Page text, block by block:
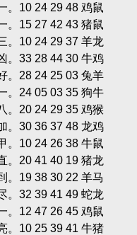
。10 24 29 48 鸡鼠
。15 27 42 43 猪鼠
。10 24 29 37 羊龙
。33 28 44 30 牛鸡
。28 24 25 03 兔羊
。24 05 03 35 狗牛
。20 24 29 35 鸡猴
。30 36 37 48 龙鸡
。10 24 26 38 牛鼠
。20 41 40 19 猪龙
。19 38 30 22 羊马
。32 39 41 49 蛇龙
。12 47 26 45 鸡鼠
。10 25 39 41 牛猪